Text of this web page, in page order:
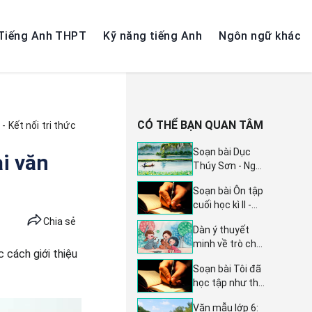
Anh THPT Kỹ năng tiếng Anh Ngôn ngữ khác
- Kết nối tri thức
văn
Chia sẻ
cách giới thiệu
CÓ THỂ BẠN QUAN TÂM
Soạn bài Dục
Thúy Sơn - Ngữ
46 sách Chân
trời sáng tạo
dẫn chi tiết và
sáng tạo
Soạn bài Ôn tập
cuối học kì II -
trang 105, sách
Chân trời sáng
Dàn ý thuyết
minh về trò chơi
mẫu) - Hướng
dẫn chi tiết
Soạn bài Tôi đã
học tập như thế
Văn mẫu lớp 6: